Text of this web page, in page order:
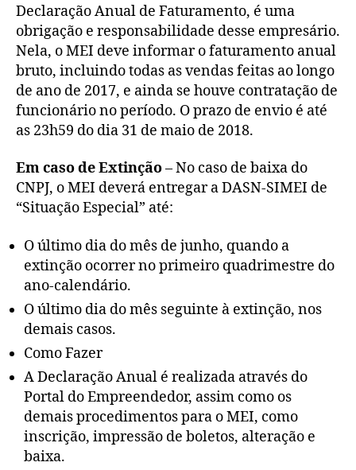
Declaração Anual de Faturamento, é uma
obrigação e responsabilidade desse empresário.
Nela, o MEI deve informar o faturamento anual
bruto, incluindo todas as vendas feitas ao longo
de ano de 2017, e ainda se houve contratação de
funcionário no período. O prazo de envio é até
as 23h59 do dia 31 de maio de 2018.
Em caso de Extinção– No caso de baixa do
CNPJ, o MEI deverá entregar a DASN-SIMEI de
“Situação Especial” até:
O último dia do mês de junho, quando a
extinção ocorrer no primeiro quadrimestre do
ano-calendário.
O último dia do mês seguinte à extinção, nos
demais casos.
Como Fazer
A Declaração Anual é realizada através do
Portal do Empreendedor, assim como os
demais procedimentos para o MEI, como
inscrição, impressão de boletos, alteração e
baixa.